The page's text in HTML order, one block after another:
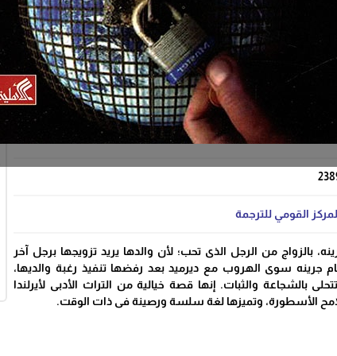
policyسياسة التوصيل policyسياسة التبديل policy
القومي للترجمة
بالزواج من الرجل الذى تحب؛ لأن والدها يريد تزويجها برجل آخر
جرينه سوى الهروب مع ديرميد بعد رفضها تنفيذ رغبة والديها،
بالشجاعة والثبات. إنها قصة خيالية من التراث الأدبى لأيرلندا
الأسطورة، وتميزها لغة سلسة ورصينة فى ذات الوقت.